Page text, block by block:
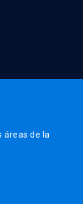
áreas de la